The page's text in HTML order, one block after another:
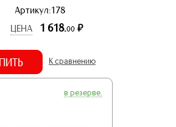
Артикул:178
ЦЕНА
1 618.00 р.
К сравнению
в резерве.